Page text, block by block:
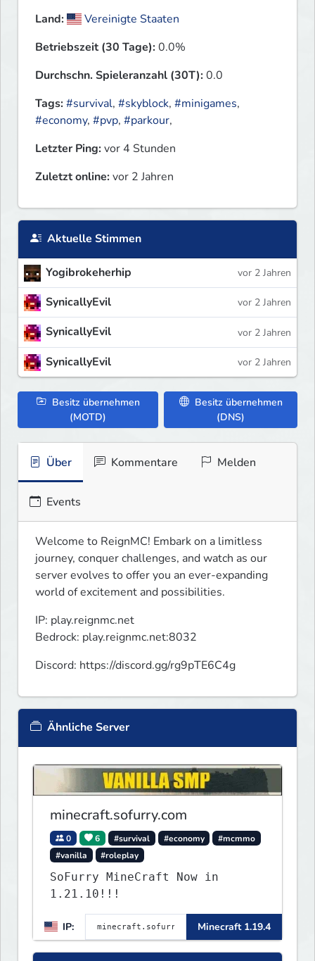
Land:
Vereinigte Staaten
Betriebszeit (30 Tage):0.0%
Durchschn. Spieleranzahl (30T):0.0
Tags:#survival, #skyblock, #minigames,
#economy, #pvp, #parkour,
Letzter Ping:vor 4 Stunden
Zuletzt online:vor 2 Jahren
Aktuelle Stimmen
Yogibrokeherhip vor 2 Jahren
SynicallyEvil vor 2 Jahren
SynicallyEvil vor 2 Jahren
SynicallyEvil vor 2 Jahren
Besitz übernehmen
(MOTD)
Besitz übernehmen
(DNS)
Über Kommentare Melden
Events
Welcome to ReignMC! Embark on a limitless
journey, conquer challenges, and watch as our
server evolves to offer you an ever-expanding
world of excitement and possibilities.
IP: play.reignmc.net
Bedrock: play.reignmc.net:8032
Discord: https://discord.gg/rg9pTE6C4g
Ähnliche Server
minecraft.sofurry.com
0 6 #survival #economy
#mcmmo
#vanilla
#roleplay
SoFurry MineCraft Now in
1.21.10!!!
IP: Minecraft 1.19.4